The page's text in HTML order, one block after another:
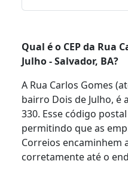
Qual é o CEP da Rua
Julho - Salvador, BA?
A Rua Carlos Gomes
bairro Dois de Julho, é
330. Esse código
permitindo que as
Correios encaminhem
corretamente até o